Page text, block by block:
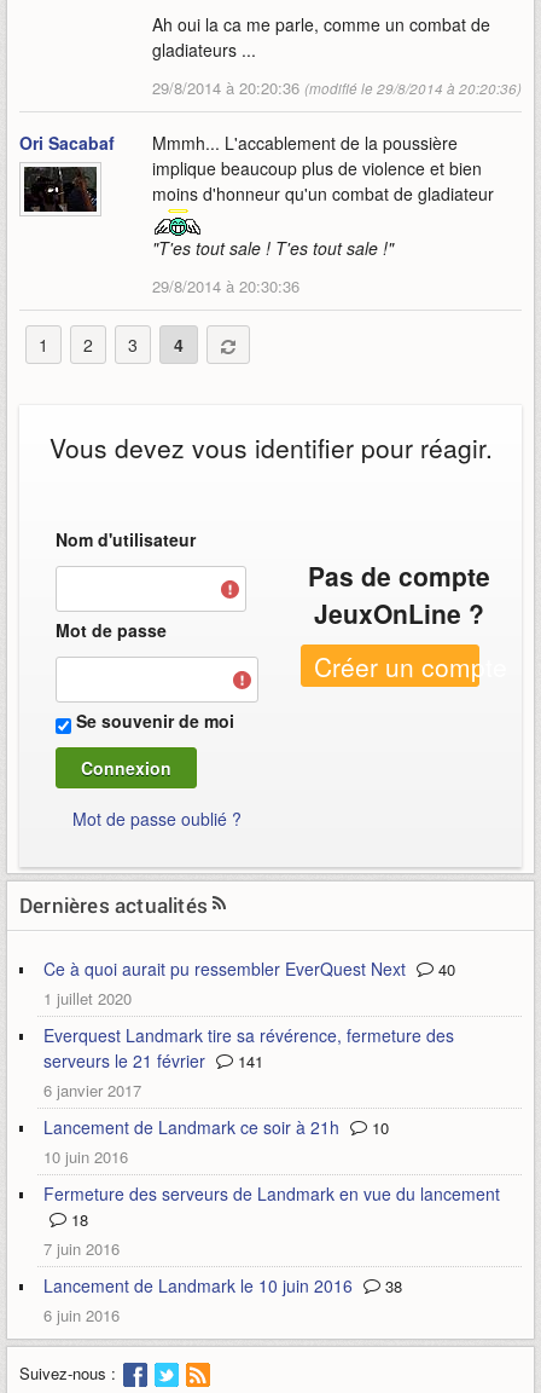
Ah oui la ca me parle, comme un combat de
gladiateurs ...
29/8/2014 à 20:20:36 (modifié le 29/8/2014 à 20:20:36)
Ori Sacabaf
Mmmh... L'accablement de la poussière
implique beaucoup plus de violence et bien
moins d'honneur qu'un combat de gladiateur
"T'es tout sale ! T'es tout sale !"
29/8/2014 à 20:30:36
1 2 3 4
Vous devez vous identifier pour réagir.
Nom d'utilisateur
Mot de passe
Se souvenir de moi
Mot de passe oublié ?
Pas de compte
JeuxOnLine ?
Créer un compte
Dernières actualités
Ce à quoi aurait pu ressembler EverQuest Next
40
1 juillet 2020
Everquest Landmark tire sa révérence, fermeture des
serveurs le 21 février
141
6 janvier 2017
Lancement de Landmark ce soir à 21h
10
10 juin 2016
Fermeture des serveurs de Landmark en vue du lancement
18
7 juin 2016
Lancement de Landmark le 10 juin 2016
38
6 juin 2016
Suivez-nous :